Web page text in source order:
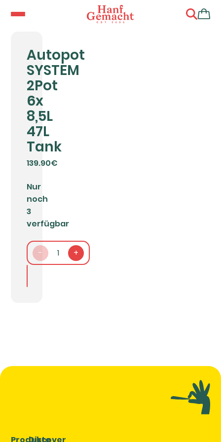
Autopot
SYSTEM
2Pot
6x
8,5L
47L
Tank
139.90€
Nur
noch
3
verfügbar
- 1 +
Produkte
Discover